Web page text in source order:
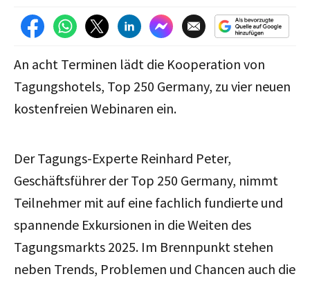
An acht Terminen lädt die Kooperation von
Tagungshotels, Top 250 Germany, zu vier neuen
kostenfreien Webinaren ein.
Der Tagungs-Experte Reinhard Peter,
Geschäftsführer der Top 250 Germany, nimmt
Teilnehmer mit auf eine fachlich fundierte und
spannende Exkursionen in die Weiten des
Tagungsmarkts 2025. Im Brennpunkt stehen
neben Trends, Problemen und Chancen auch die